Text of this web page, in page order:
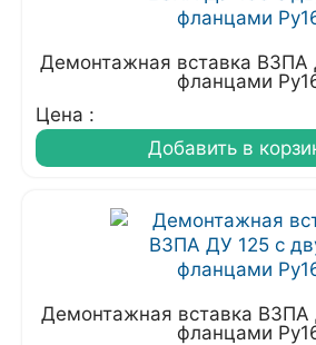
Демонтажная вставка ВЗПА
фланцами
Цена :
Добавить в
Демонтажная вставка ВЗПА
фланцами